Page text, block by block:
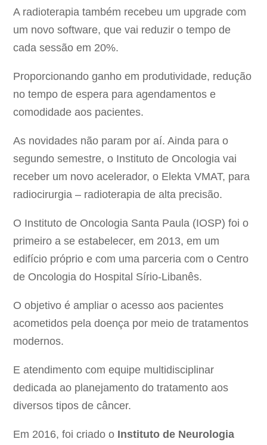
A radioterapia também recebeu um upgrade com
um novo software, que vai reduzir o tempo de
cada sessão em 20%.
Proporcionando ganho em produtividade, redução
no tempo de espera para agendamentos e
comodidade aos pacientes.
As novidades não param por aí. Ainda para o
segundo semestre, o Instituto de Oncologia vai
receber um novo acelerador, o Elekta VMAT, para
radiocirurgia – radioterapia de alta precisão.
O Instituto de Oncologia Santa Paula (IOSP) foi o
primeiro a se estabelecer, em 2013, em um
edifício próprio e com uma parceria com o Centro
de Oncologia do Hospital Sírio-Libanês.
O objetivo é ampliar o acesso aos pacientes
acometidos pela doença por meio de tratamentos
modernos.
E atendimento com equipe multidisciplinar
dedicada ao planejamento do tratamento aos
diversos tipos de câncer.
Em 2016, foi criado o Instituto de Neurologia